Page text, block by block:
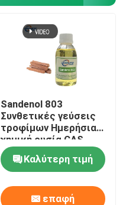
Sandenol 803
Συνθετικές γεύσεις
τροφίμων Ημερήσια
χημική ουσία CAS
66068-84-6
Καλύτερη τιμή
επαφή